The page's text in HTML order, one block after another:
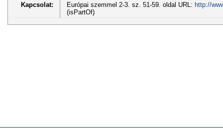
Kapcsolat:
Európai szemmel 2-3. sz. 51-59. oldal URL: http://
(isPartOf)